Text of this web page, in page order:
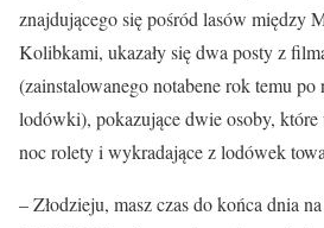
znajdującego się pośród lasów między
Kolibkami, ukazały się dwa posty z
(zainstalowanego notabene rok temu po
lodówki), pokazujące dwie osoby, które
noc rolety i wykradające z lodówek
– Złodzieju, masz czas do końca dnia